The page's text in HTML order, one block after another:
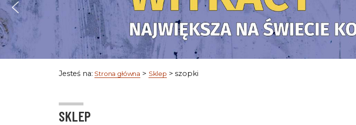
Jesteś na: Strona główna > Sklep >szopki
SKLEP